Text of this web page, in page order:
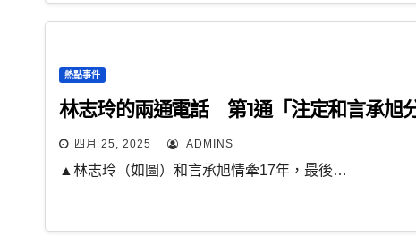
熱點事件
林志玲的兩通電話 第1通「注定和言承旭
四月 25, 2025 ADMINS
▲林志玲（如圖）和言承旭情牽17年，最後…